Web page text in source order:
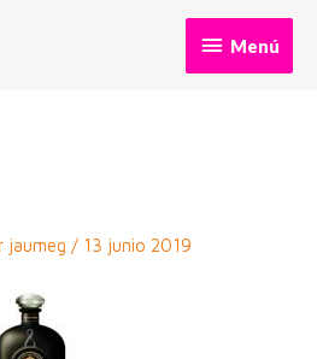
Menú
Menú
jaumeg / 13 junio 2019